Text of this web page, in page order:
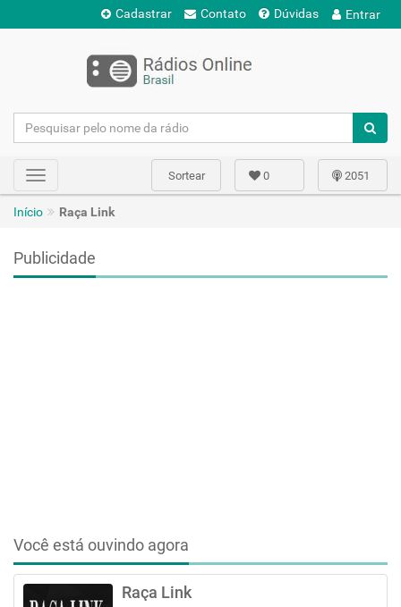
Cadastrar Contato Dúvidas Entrar
Toggle
navigation
2051
0
Sortear
Início Raça Link
Publicidade
Você está ouvindo agora
Raça Link